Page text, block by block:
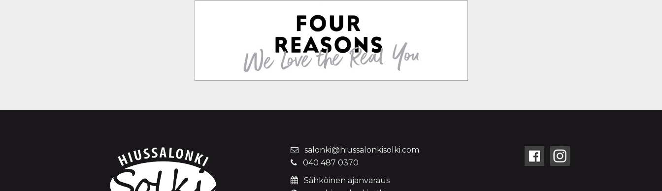
salonki@hiussalonkisolki.com
040 487 0370
Sähköinen ajanvaraus